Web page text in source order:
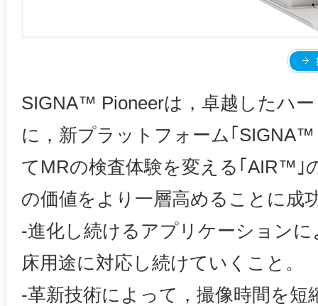
SIGNA™ Pioneerは，卓越したハ
に，新プラットフォーム｢
てMRの検査体験を変える｢AIR™｣
の価値をより一層高めることに成
-進化し続けるアプリケーション
床用途に対応し続けていくこと。
-革新技術によって，撮像時間を短